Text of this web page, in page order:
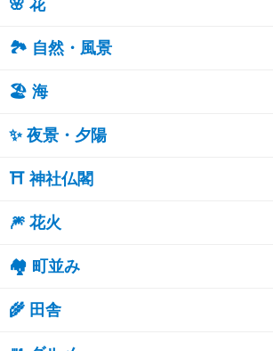
🌸 花
🏞️ 自然・風景
🏖 海
✨ 夜景・夕陽
⛩ 神社仏閣
🎆 花火
🏘 町並み
🌾 田舎